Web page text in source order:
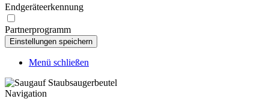
Endgeräteerkennung
Partnerprogramm
Menü schließen
Navigation